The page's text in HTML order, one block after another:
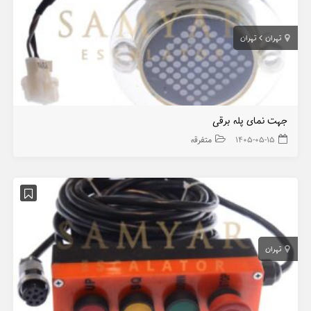
تهران تهران
جهت نمای پله برقی
۱۴۰۵-۰۵-۱۵ متفرقه
تهران